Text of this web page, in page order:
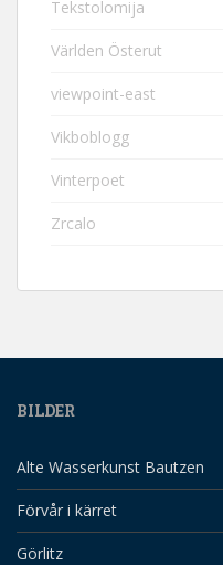
Tekstolomija
Världen Österut
viewpoint-east
Vikboblogg
Vinterpoet
Zrcalo
BILDER
Alte Wasserkunst Bautzen
Förvår i kärret
Görlitz